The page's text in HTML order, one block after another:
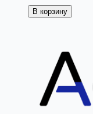
В корзину